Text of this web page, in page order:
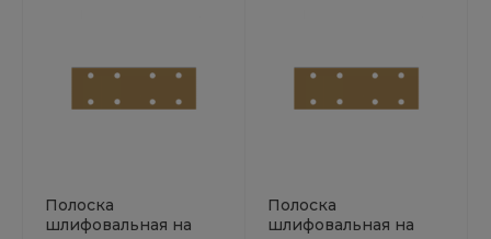
Полоска
шлифовальная на
Полоска
шлифовальная на